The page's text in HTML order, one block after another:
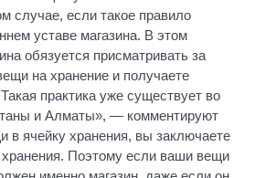
случае, если такое правило
уставе магазина. В этом
обязуется присматривать за
на хранение и получаете
практика уже существует во
и Алматы», — комментируют
в ячейку хранения, вы заключаете
хранения. Поэтому если ваши вещи